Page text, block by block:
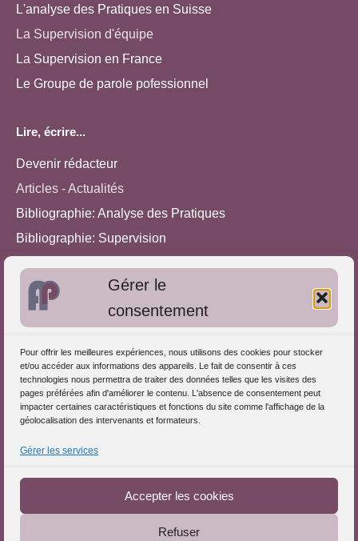
Gérer le
consentement
Pour offrir les meilleures expériences, nous utilisons des cookies pour stocker
et/ou accéder aux informations des appareils. Le fait de consentir à ces
technologies nous permettra de traiter des données telles que les visites des
pages préférées afin d'améliorer le contenu. L'absence de consentement peut
impacter certaines caractéristiques et fonctions du site comme l'affichage de la
géolocalisation des intervenants et formateurs.
Gérer les services
Accepter les cookies
Refuser
L'analyse des Pratiques en Suisse
La Supervision d'équipe
La Supervision en France
Le Groupe de parole pofessionnel
Lire, écrire...
Devenir rédacteur
Articles - Actualités
Bibliographie: Analyse des Pratiques
Bibliographie: Supervision
Approches de l'Analyse des pratiques
S'inscrire dans l'Annuaire
Publiez vos formations
Charte déontologique
Téléchargez le Guide